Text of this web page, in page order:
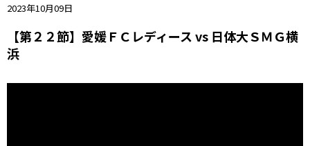
2023年10月09日
【第２２節】愛媛ＦＣレディース vs 日体大ＳＭＧ横
浜